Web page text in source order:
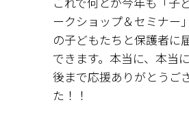
ークショップ＆セミナー
の子どもたちと保護者に
できます。本当に、本当
後まで応援ありがとうご
た！！